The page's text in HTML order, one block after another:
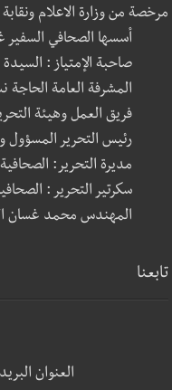
مرخصة من وزارة الاعلام ونقابة
أسسها الصحافي السفير
صاحبة الإمتياز :
المشرفة العامة
فريق العمل وهيئة
رئيس التحرير المسؤول
مديرة التحرير:
سكرتير التحرير :
المهندس محمد غسان
تابعنا
العنوان